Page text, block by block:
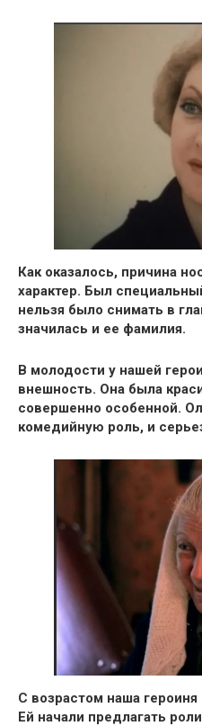
Как оказалось, причина
характер. Был
нельзя было снимать в
значилась и ее фамилия.
В молодости у нашей
внешность. Она была
совершенно особенной.
комедийную роль, и
С возрастом наша героиня
Ей начали предлагать